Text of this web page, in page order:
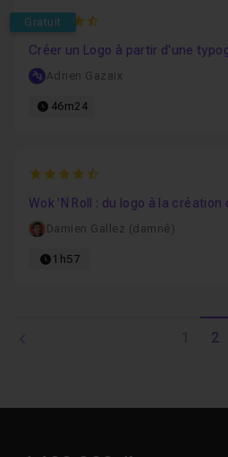
Gratuit
4.7222222222222
Créer un Logo à partir d'une
Adrien Gazaix
46m24
4.9090909090909
Wok 'N Roll : du logo à la
Damien Gallez (damné)
1h57
2